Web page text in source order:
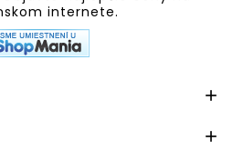

